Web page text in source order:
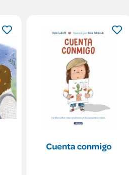
Cuenta conmigo